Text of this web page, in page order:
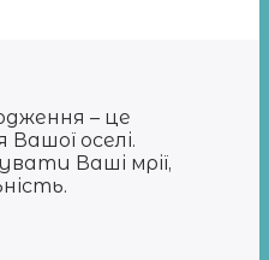
– це
Вашої оселі.
Ваші мрії,